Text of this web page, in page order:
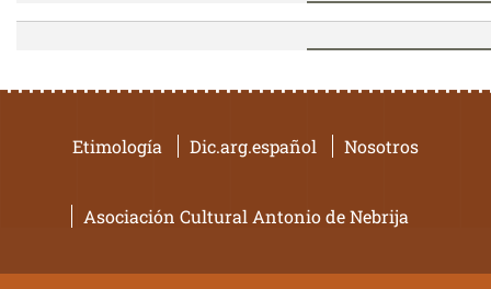
Etimología Dic.arg.español Nosotros
Asociación Cultural Antonio de Nebrija